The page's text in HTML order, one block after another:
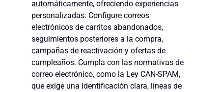
automáticamente, ofreciendo experiencias
personalizadas. Configure correos
electrónicos de carritos abandonados,
seguimientos posteriores a la compra,
campañas de reactivación y ofertas de
cumpleaños. Cumpla con las normativas de
correo electrónico, como la Ley CAN-SPAM,
que exige una identificación clara, líneas de